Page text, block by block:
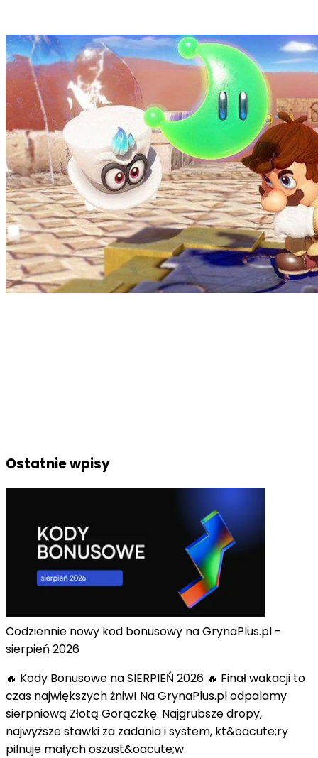
Ostatnie wpisy
Codziennie nowy kod bonusowy na GrynaPlus.pl -
sierpień 2026
🔥 Kody Bonusowe na SIERPIEŃ 2026 🔥 Finał wakacji to
czas największych żniw! Na GrynaPlus.pl odpalamy
sierpniową Złotą Gorączkę. Najgrubsze dropy,
najwyższe stawki za zadania i system, kt&oacute;ry
pilnuje małych oszust&oacute;w.